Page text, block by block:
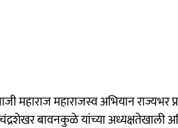
महाराज महाराजस्व अभियान राज्यभर
बावनकुळे यांच्या अध्यक्षतेखाली